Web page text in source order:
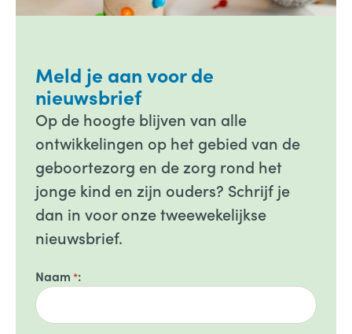
Meld je aan voor de
nieuwsbrief
Op de hoogte blijven van alle
ontwikkelingen op het gebied van de
geboortezorg en de zorg rond het
jonge kind en zijn ouders? Schrijf je
dan in voor onze tweewekelijkse
nieuwsbrief.
Naam *